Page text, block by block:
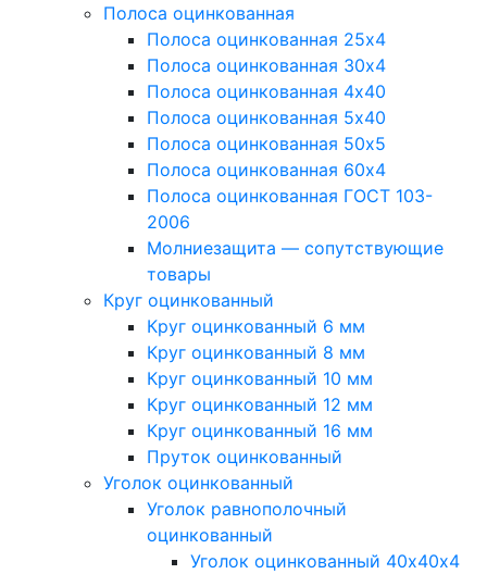
Полоса оцинкованная
Полоса оцинкованная 25х4
Полоса оцинкованная 30х4
Полоса оцинкованная 4х40
Полоса оцинкованная 5х40
Полоса оцинкованная 50х5
Полоса оцинкованная 60х4
Полоса оцинкованная ГОСТ 103-
2006
Молниезащита — сопутствующие
товары
Круг оцинкованный
Круг оцинкованный 6 мм
Круг оцинкованный 8 мм
Круг оцинкованный 10 мм
Круг оцинкованный 12 мм
Круг оцинкованный 16 мм
Пруток оцинкованный
Уголок оцинкованный
Уголок равнополочный
оцинкованный
Уголок оцинкованный 40х40х4